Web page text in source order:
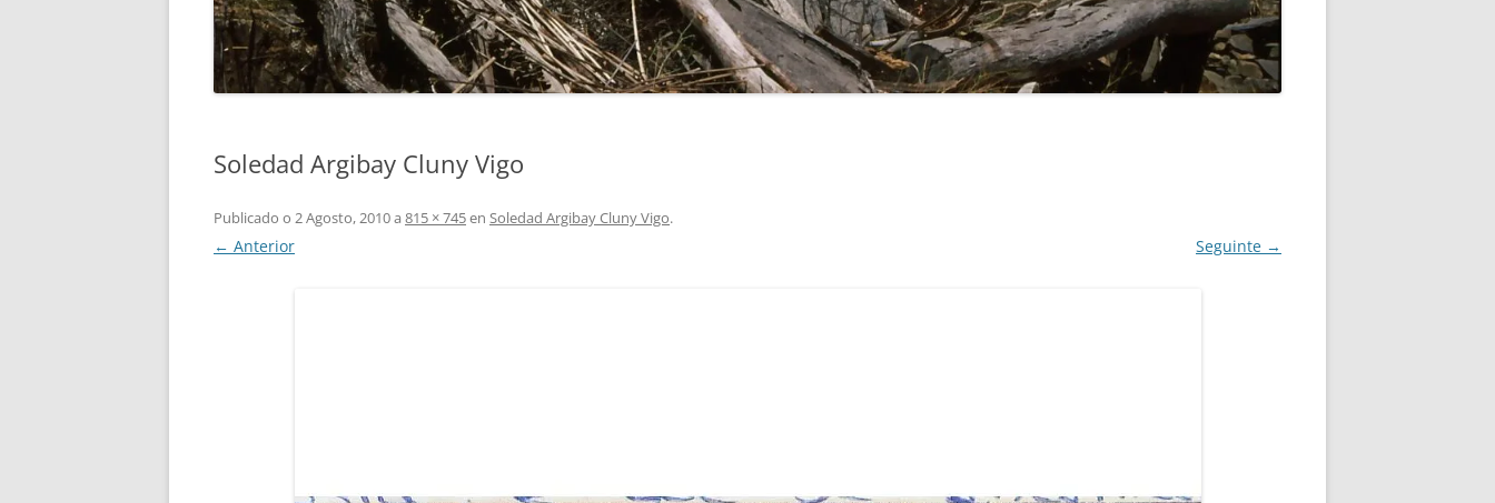
Soledad Argibay Cluny Vigo
Publicado o 2 Agosto, 2010a 815 × 745en Soledad Argibay Cluny Vigo.
← Anterior Seguinte →